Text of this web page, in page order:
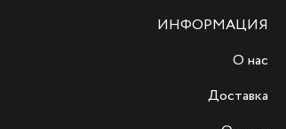
ИНФОРМАЦИЯ
О нас
Доставка